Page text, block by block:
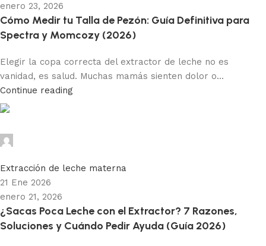
enero 23, 2026
Cómo Medir tu Talla de Pezón: Guía Definitiva para
Spectra y Momcozy (2026)
Elegir la copa correcta del extractor de leche no es
vanidad, es salud. Muchas mamás sienten dolor o...
Continue reading
Extracción de leche materna
21 Ene 2026
enero 21, 2026
¿Sacas Poca Leche con el Extractor? 7 Razones,
Soluciones y Cuándo Pedir Ayuda (Guía 2026)